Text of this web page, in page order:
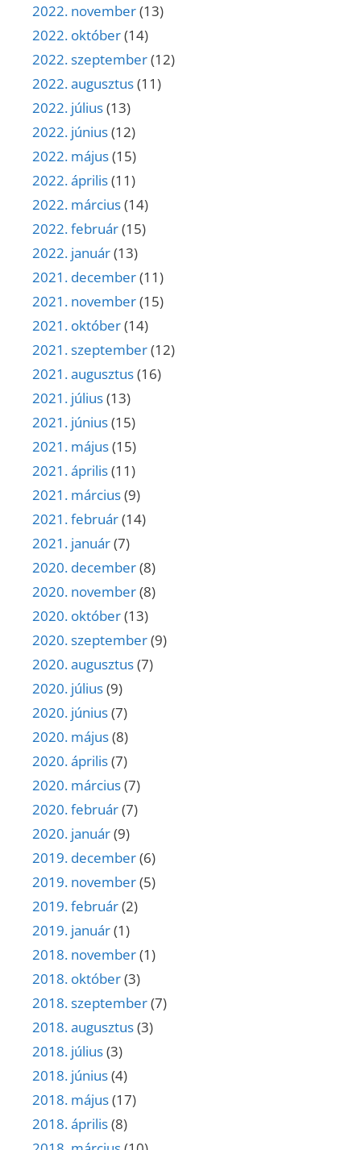
2022. november(13)
2022. október(14)
2022. szeptember(12)
2022. augusztus(11)
2022. július(13)
2022. június(12)
2022. május(15)
2022. április(11)
2022. március(14)
2022. február(15)
2022. január(13)
2021. december(11)
2021. november(15)
2021. október(14)
2021. szeptember(12)
2021. augusztus(16)
2021. július(13)
2021. június(15)
2021. május(15)
2021. április(11)
2021. március(9)
2021. február(14)
2021. január(7)
2020. december(8)
2020. november(8)
2020. október(13)
2020. szeptember(9)
2020. augusztus(7)
2020. július(9)
2020. június(7)
2020. május(8)
2020. április(7)
2020. március(7)
2020. február(7)
2020. január(9)
2019. december(6)
2019. november(5)
2019. február(2)
2019. január(1)
2018. november(1)
2018. október(3)
2018. szeptember(7)
2018. augusztus(3)
2018. július(3)
2018. június(4)
2018. május(17)
2018. április(8)